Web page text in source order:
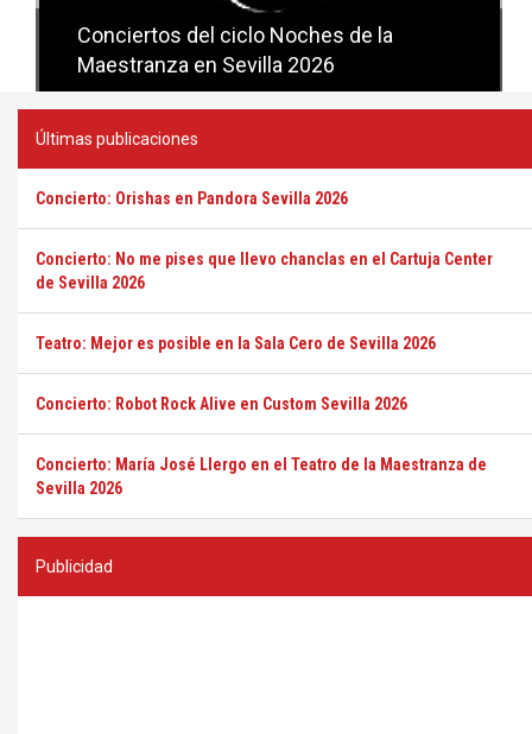
Conciertos del ciclo Noches de la
Maestranza en Sevilla 2026
Conciertos del ciclo Candlelight en
Sevilla
Últimas publicaciones
Concierto: Orishas en Pandora Sevilla 2026
Concierto: No me pises que llevo chanclas en el Cartuja Center
de Sevilla 2026
Teatro: Mejor es posible en la Sala Cero de Sevilla 2026
Concierto: Robot Rock Alive en Custom Sevilla 2026
Concierto: María José Llergo en el Teatro de la Maestranza de
Sevilla 2026
Publicidad